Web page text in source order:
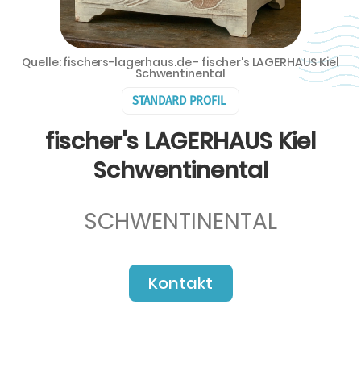
STANDARD PROFIL
fischer's LAGERHAUS Kiel
Schwentinental
SCHWENTINENTAL
Kontakt
Quelle: fischers-lagerhaus.de - fischer's LAGERHAUS Kiel
Schwentinental